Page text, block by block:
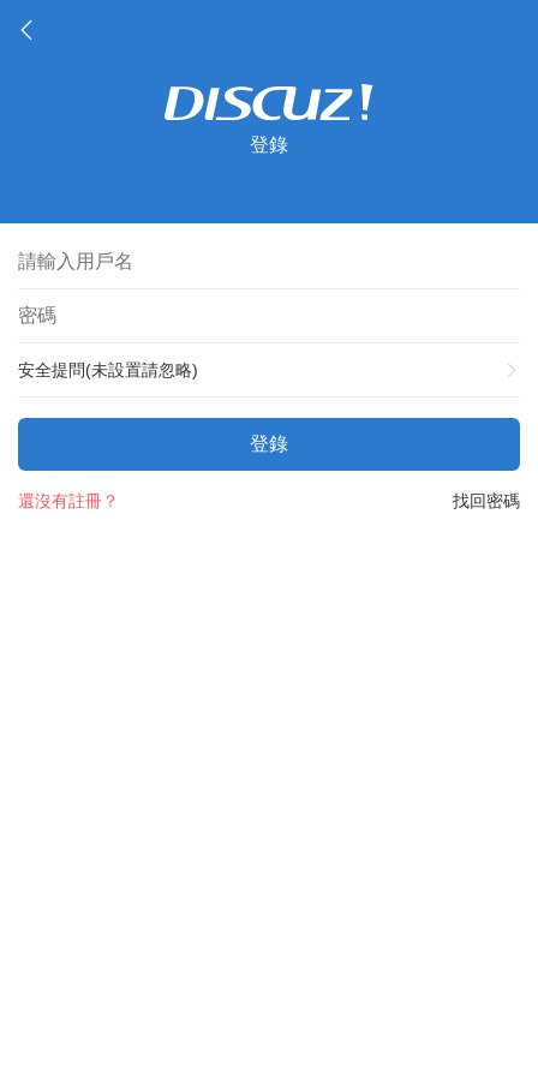
登錄
安全提問(未設置請忽略)
登錄
找回密碼
還沒有註冊？